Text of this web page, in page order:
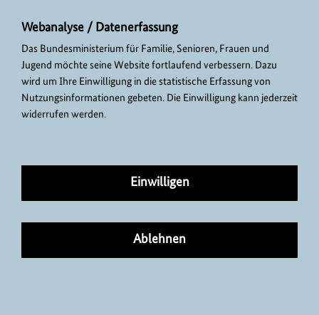
Webanalyse / Datenerfassung
Das Bundesministerium für Familie, Senioren, Frauen und
Jugend möchte seine Website fortlaufend verbessern. Dazu
wird um Ihre Einwilligung in die statistische Erfassung von
Nutzungsinformationen gebeten. Die Einwilligung kann jederzeit
widerrufen werden.
Einwilligen
Ablehnen